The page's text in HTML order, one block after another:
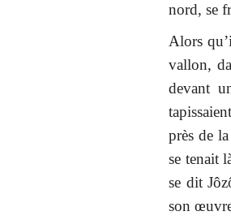
nord, se
Alors
vallon,
devant
près de
se tenait
se dit
son